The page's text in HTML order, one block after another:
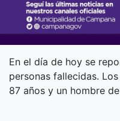
En el día de hoy se
personas fallecidas.
87 años y un hombre